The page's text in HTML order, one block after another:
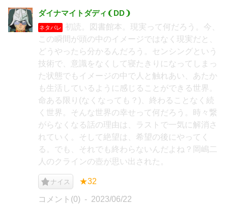
ダイナマイトダディ❨DD❩
ネタバレ
初読。図書館本。現実って何だろう。今、
この瞬間が頭の中のイメージではなく現実だと、
どうやったら分かるんだろう。センシングという
技術で、意識をなくして寝たきりになってしまっ
た状態でもイメージの中で人と触れあい、あたか
も生活しているように感じることができる世界。
命ある限り(なくなっても？)、終わることなく続
く世界。そんな世界の幸せって何だろう。時々繋
がらなくなる話の理由は、ラストで一気に解消さ
れていく。そして絶望は、希望の後にやってく
る。でも、それでも終わらないんだよね？岡嶋二
人のクラインの壺が思い出された。
ナイス ★32
コメント(0) 2023/06/22